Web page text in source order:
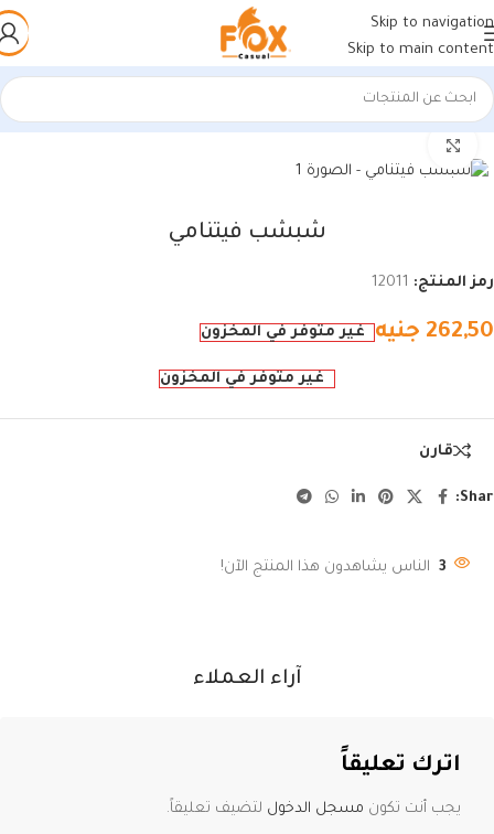
Skip to navigation
Skip to main content
الرئيسية/أحذية رجالي/شباشب رجالي
شبشب فيتنامي
رمز المنتج: 12011
262,50 جنيه غير متوفر في المخزون
غير متوفر في المخزون
قارن
3 الناس يشاهدون هذا المنتج الآن!
آراء العملاء
اترك تعليقاً
يجب أنت تكون مسجل الدخول لتضيف تعليقاً.